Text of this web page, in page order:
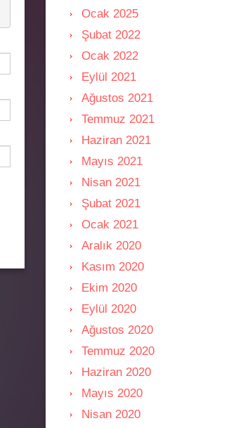
Ocak 2025
Şubat 2022
Ocak 2022
Eylül 2021
Ağustos 2021
Temmuz 2021
Haziran 2021
Mayıs 2021
Nisan 2021
Şubat 2021
Ocak 2021
Aralık 2020
Kasım 2020
Ekim 2020
Eylül 2020
Ağustos 2020
Temmuz 2020
Haziran 2020
Mayıs 2020
Nisan 2020